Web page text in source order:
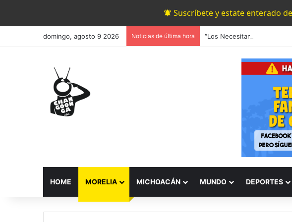
Suscríbete y estate enterado
domingo, agosto 9 2026 Noticias de última hora
HOME MORELIA MICHOACÁN MUNDO DEPORTES